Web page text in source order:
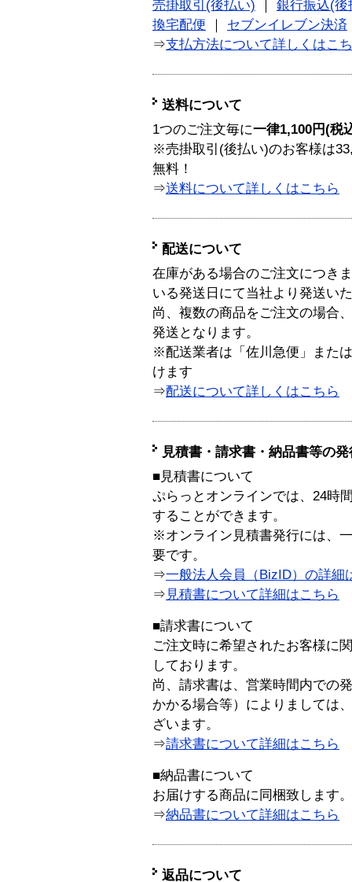
売掛取引(後払い)
銀行振込(後
換宅配便
セブンイレブン決済
⇒支払方法について詳しくはこ
送料について
1つのご注文毎に一律1,100円(税
※売掛取引(後払い)のお客様は
無料！
⇒送料について詳しくはこちら
配送について
在庫がある場合のご注文につき
いる発送日にて当社より発送い
尚、複数の商品をご注文の場合
発送となります。
※配送業者は「佐川急便」また
けます
⇒配送について詳しくはこちら
見積書・請求書・納品書等の
■見積書について
ぷらっとオンラインでは、24時
することができます。
※オンライン見積書発行には、
要です。
⇒一般法人会員（BizID）の詳細
⇒ 見積書について詳細はこちら
■請求書について
ご注文時に希望されたお客様に
しております。
尚、請求書は、営業時間内での
かかる場合等）によりましては
ざいます。
⇒請求書について詳細はこちら
■納品書について
お届けする商品に同梱致します。
⇒納品書について詳細はこちら
返品について